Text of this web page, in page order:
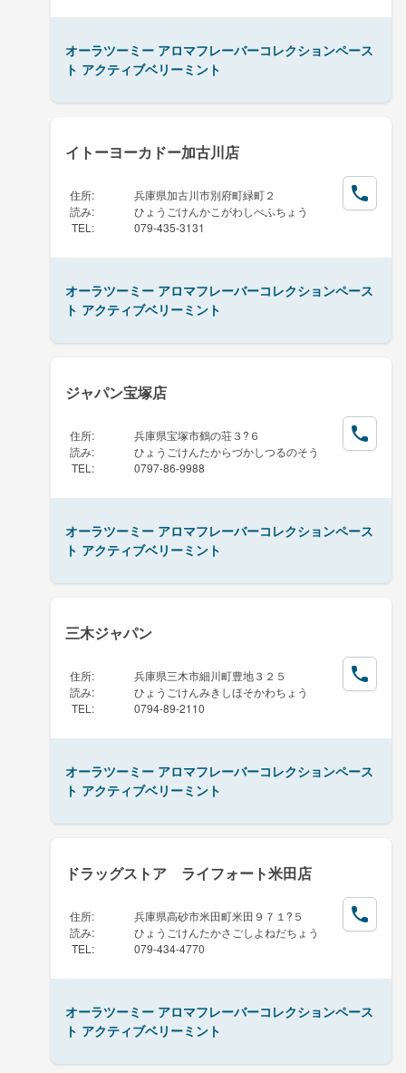
オーラツーミー アロマフレーバーコレクションペース
ト アクティブベリーミント
イトーヨーカドー加古川店
住所:
兵庫県加古川市別府町緑町２
読み:
ひょうごけんかこがわしべふちょう
TEL : 079-435-3131
オーラツーミー アロマフレーバーコレクションペース
ト アクティブベリーミント
ジャパン宝塚店
住所:
兵庫県宝塚市鶴の荘３?６
読み:
ひょうごけんたからづかしつるのそう
TEL : 0797-86-9988
オーラツーミー アロマフレーバーコレクションペース
ト アクティブベリーミント
三木ジャパン
住所:
兵庫県三木市細川町豊地３２５
読み:
ひょうごけんみきしほそかわちょう
TEL : 0794-89-2110
オーラツーミー アロマフレーバーコレクションペース
ト アクティブベリーミント
ドラッグストア ライフォート米田店
住所:
兵庫県高砂市米田町米田９７１?５
読み:
ひょうごけんたかさごしよねだちょう
TEL : 079-434-4770
オーラツーミー アロマフレーバーコレクションペース
ト アクティブベリーミント